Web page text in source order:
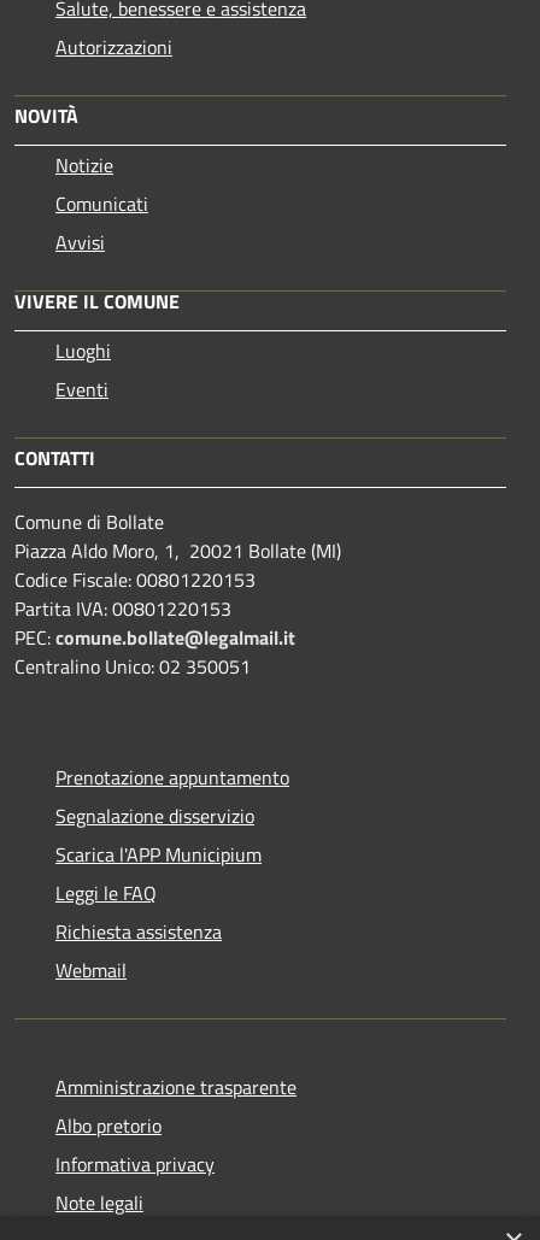
Salute, benessere e assistenza
Autorizzazioni
NOVITÀ
Notizie
Comunicati
Avvisi
VIVERE IL COMUNE
Luoghi
Eventi
CONTATTI
Comune di Bollate
Piazza Aldo Moro, 1, 20021 Bollate (MI)
Codice Fiscale: 00801220153
Partita IVA: 00801220153
PEC:comune.bollate@legalmail.it
Centralino Unico: 02 350051
Prenotazione appuntamento
Segnalazione disservizio
Scarica l'APP Municipium
Leggi le FAQ
Richiesta assistenza
Webmail
Amministrazione trasparente
Albo pretorio
Informativa privacy
Note legali